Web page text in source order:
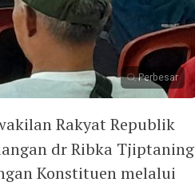
Perbesar
Rakyat Republik
dr Ribka Tjiptaning
Konstituen melalui